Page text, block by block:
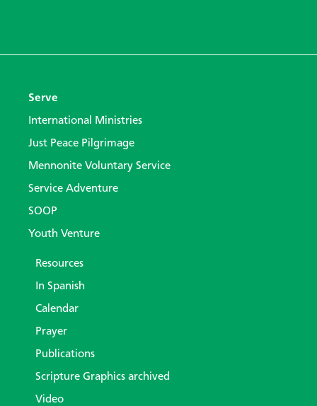
Serve
International Ministries
Just Peace Pilgrimage
Mennonite Voluntary Service
Service Adventure
SOOP
Youth Venture
Resources
In Spanish
Calendar
Prayer
Publications
Scripture Graphics archived
Video